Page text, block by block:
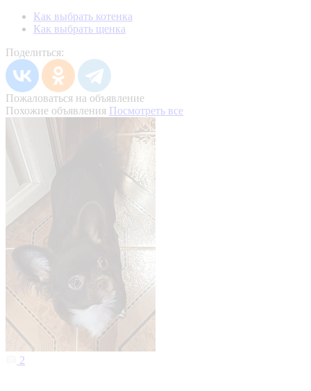
Как выбрать котенка
Как выбрать щенка
Поделиться:
Пожаловаться на объявление
Похожие объявления Посмотреть все
2